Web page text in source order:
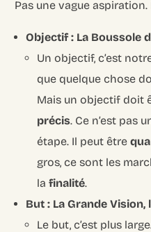
Pas une vague aspiration.
Objectif : La Boussole
Un objectif, c’est
que quelque chose
Mais un objectif doit
précis. Ce n’est pas
étape. Il peut être
gros, ce sont les
lafinalité.
But : La Grande
Le but, c’est plus